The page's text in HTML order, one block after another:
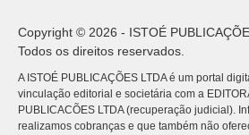
Copyright © 2026 - ISTOÉ
Todos os direitos reservados.
A ISTOÉ PUBLICAÇÕES LTDA é um portal
vinculação editorial e societária com a
PUBLICACÕES LTDA (recuperação judicial).
realizamos cobranças e que também não